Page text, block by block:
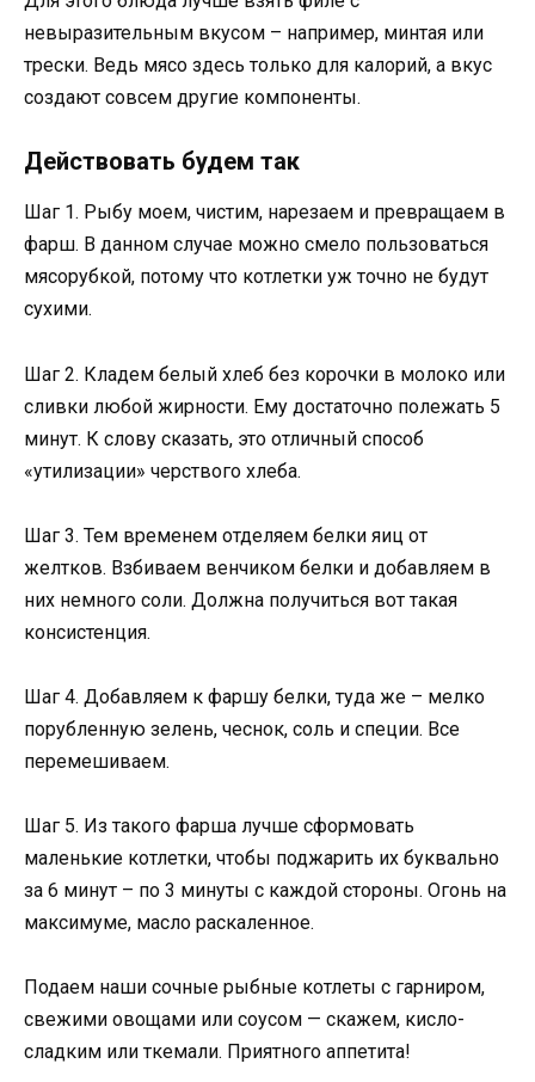
невыразительным вкусом – например, минтая или
трески. Ведь мясо здесь только для калорий, а вкус
создают совсем другие компоненты.
Действовать будем так
Шаг 1. Рыбу моем, чистим, нарезаем и превращаем в
фарш. В данном случае можно смело пользоваться
мясорубкой, потому что котлетки уж точно не будут
сухими.
Шаг 2. Кладем белый хлеб без корочки в молоко или
сливки любой жирности. Ему достаточно полежать 5
минут. К слову сказать, это отличный способ
«утилизации» черствого хлеба.
Шаг 3. Тем временем отделяем белки яиц от
желтков. Взбиваем венчиком белки и добавляем в
них немного соли. Должна получиться вот такая
консистенция.
Шаг 4. Добавляем к фаршу белки, туда же – мелко
порубленную зелень, чеснок, соль и специи. Все
перемешиваем.
Шаг 5. Из такого фарша лучше сформовать
маленькие котлетки, чтобы поджарить их буквально
за 6 минут – по 3 минуты с каждой стороны. Огонь на
максимуме, масло раскаленное.
Подаем наши сочные рыбные котлеты с гарниром,
свежими овощами или соусом — скажем, кисло-
сладким или ткемали. Приятного аппетита!